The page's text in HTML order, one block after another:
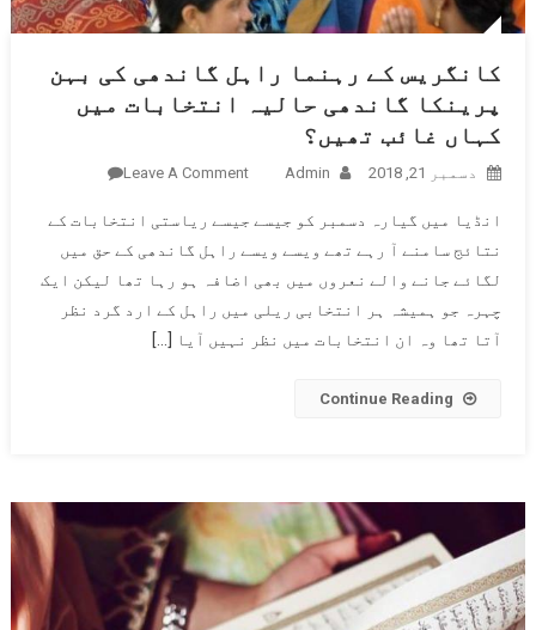
کانگریس کے رہنما راہل گاندھی کی بہن
پرینکا گاندھی حالیہ انتخابات میں
کہاں غائب تھیں؟
دسمبر 21, 2018 Admin
Leave A Comment
کے رہنما
راہل
گاندھی
کی بہن
تھیں؟
انڈیا میں گیارہ دسمبر کو جیسے جیسے ریاستی انتخابات کے
نتائج سامنے آ رہے تھے ویسے ویسے راہل گاندھی کے حق میں
لگائے جانے والے نعروں میں بھی اضافہ ہو رہا تھا لیکن ایک
چہرہ جو ہمیشہ ہر انتخابی ریلی میں راہل کے ارد گرد نظر
آتا تھا وہ ان انتخابات میں نظر نہیں آیا […]
Continue Reading